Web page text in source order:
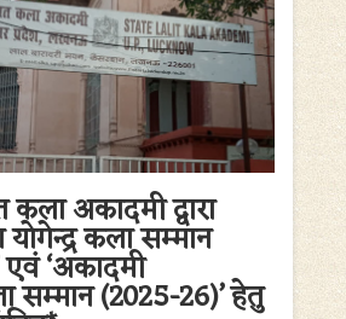
अकादमी द्वारा
योगेन्द्र कला सम्मान
‘अकादमी
सम्मान (2025-26)’ हेतु